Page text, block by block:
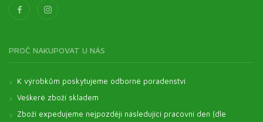
PROČ NAKUPOVAT U NÁS
K výrobkům poskytujeme odborné poradenství
Veškeré zboží skladem
Zboží expedujeme nejpozději následující pracovní den (dle